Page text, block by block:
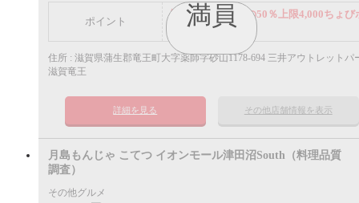
満員
ポイント
謝礼： 飲食代金の50％上限4,000ちょび
イント
住所 : 滋賀県蒲生郡竜王町大字薬師字砂山1178-694 三井アウトレットパ
滋賀竜王
詳細を見る その他店舗情報を表示
月島もんじゃ こてつ イオンモール津田沼South（料理品質
調査）
その他グルメ